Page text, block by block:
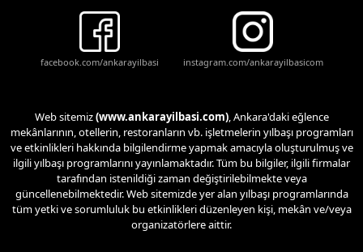
facebook.com/ankarayilbasi instagram.com/ankarayilbasicom
Web sitemiz(www.ankarayilbasi.com), Ankara'daki eğlence
mekânlarının, otellerin, restoranların vb. işletmelerin yılbaşı programları
ve etkinlikleri hakkında bilgilendirme yapmak amacıyla oluşturulmuş ve
ilgili yılbaşı programlarını yayınlamaktadır. Tüm bu bilgiler, ilgili firmalar
tarafından istenildiği zaman değiştirilebilmekte veya
güncellenebilmektedir. Web sitemizde yer alan yılbaşı programlarında
tüm yetki ve sorumluluk bu etkinlikleri düzenleyen kişi, mekân ve/veya
organizatörlere aittir.